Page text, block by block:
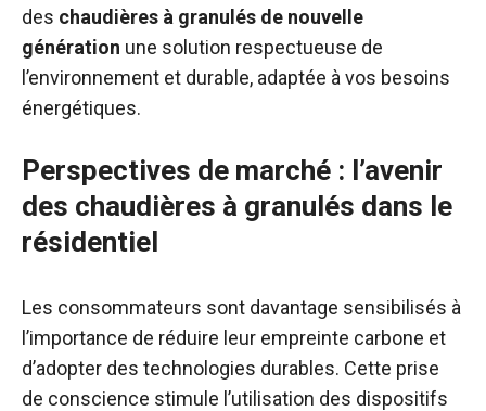
des chaudières à granulés de nouvelle
génération une solution respectueuse de
l’environnement et durable, adaptée à vos besoins
énergétiques.
Perspectives de marché : l’avenir
des chaudières à granulés dans le
résidentiel
Les consommateurs sont davantage sensibilisés à
l’importance de réduire leur empreinte carbone et
d’adopter des technologies durables. Cette prise
de conscience stimule l’utilisation des dispositifs